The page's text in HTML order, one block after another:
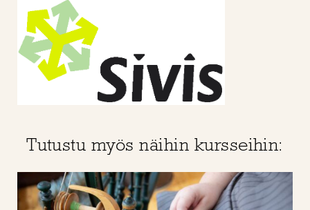
Tutustu myös näihin kursseihin: